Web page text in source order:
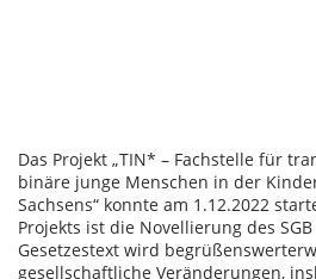
Das Projekt „TIN* – Fachstelle für
binäre junge Menschen in der
Sachsens“ konnte am 1.12.2022
Projekts ist die Novellierung des SGB
Gesetzestext wird
gesellschaftliche Veränderungen,